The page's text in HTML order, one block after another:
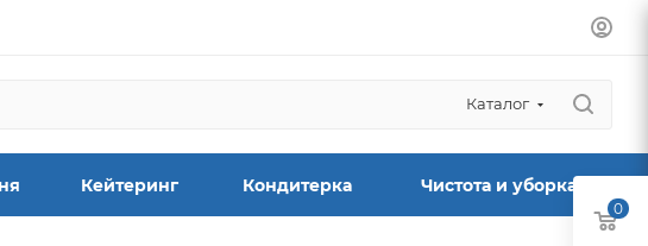
Каталог
Кейтеринг Кондитерка Чистота и уборка
0